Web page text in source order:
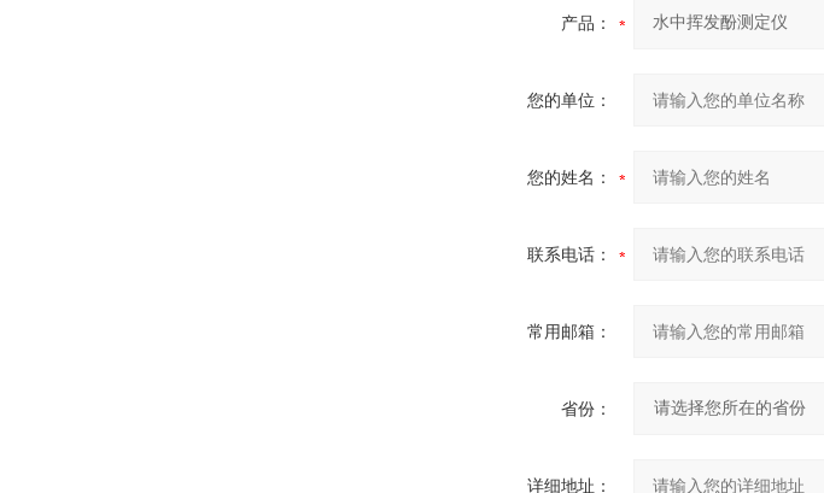
产品：
您的单位：
您的姓名：
联系电话：
常用邮箱：
省份：
详细地址：